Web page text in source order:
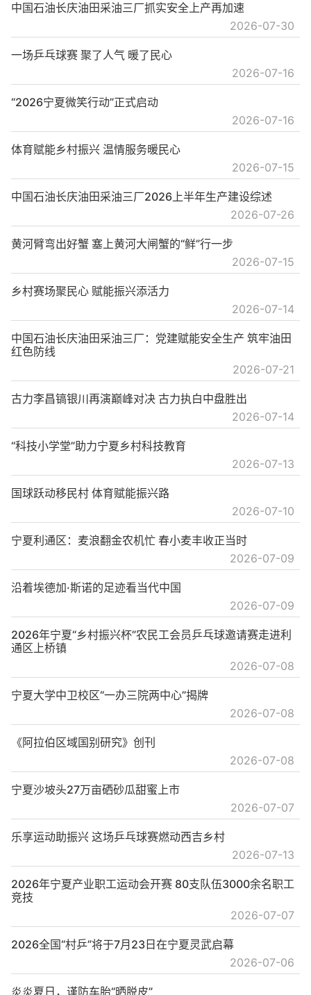
2026-07-30
中国石油长庆油田采油三厂抓实安全上产再加速
2026-07-16
一场乒乓球赛 聚了人气 暖了民心
2026-07-16
“2026宁夏微笑行动”正式启动
2026-07-15
体育赋能乡村振兴 温情服务暖民心
2026-07-26
中国石油长庆油田采油三厂2026上半年生产建设综述
2026-07-15
黄河臂弯出好蟹 塞上黄河大闸蟹的“鲜”行一步
2026-07-14
乡村赛场聚民心 赋能振兴添活力
2026-07-21
中国石油长庆油田采油三厂：党建赋能安全生产 筑牢油田
红色防线
2026-07-14
古力李昌镐银川再演巅峰对决 古力执白中盘胜出
2026-07-13
“科技小学堂”助力宁夏乡村科技教育
2026-07-10
国球跃动移民村 体育赋能振兴路
2026-07-09
宁夏利通区：麦浪翻金农机忙 春小麦丰收正当时
2026-07-09
沿着埃德加·斯诺的足迹看当代中国
2026-07-08
2026年宁夏“乡村振兴杯”农民工会员乒乓球邀请赛走进利
通区上桥镇
2026-07-08
宁夏大学中卫校区“一办三院两中心”揭牌
2026-07-08
《阿拉伯区域国别研究》创刊
2026-07-07
宁夏沙坡头27万亩硒砂瓜甜蜜上市
2026-07-13
乐享运动助振兴 这场乒乓球赛燃动西吉乡村
2026-07-07
2026年宁夏产业职工运动会开赛 80支队伍3000余名职工
竞技
2026-07-06
2026全国“村乒”将于7月23日在宁夏灵武启幕
炎炎夏日，谨防车胎“晒脱皮”